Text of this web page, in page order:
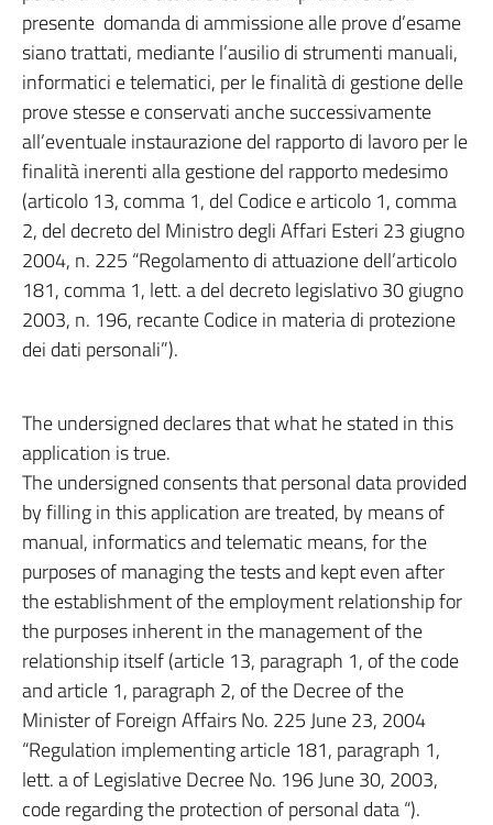
presente domanda di ammissione alle prove d’esame
siano trattati, mediante l’ausilio di strumenti manuali,
informatici e telematici, per le finalità di gestione delle
prove stesse e conservati anche successivamente
all’eventuale instaurazione del rapporto di lavoro per le
finalità inerenti alla gestione del rapporto medesimo
(articolo 13, comma 1, del Codice e articolo 1, comma
2, del decreto del Ministro degli Affari Esteri 23 giugno
2004, n. 225 “Regolamento di attuazione dell’articolo
181, comma 1, lett. a del decreto legislativo 30 giugno
2003, n. 196, recante Codice in materia di protezione
dei dati personali”).
The undersigned declares that what he stated in this
application is true.
The undersigned consents that personal data provided
by filling in this application are treated, by means of
manual, informatics and telematic means, for the
purposes of managing the tests and kept even after
the establishment of the employment relationship for
the purposes inherent in the management of the
relationship itself (article 13, paragraph 1, of the code
and article 1, paragraph 2, of the Decree of the
Minister of Foreign Affairs No. 225 June 23, 2004
“Regulation implementing article 181, paragraph 1,
lett. a of Legislative Decree No. 196 June 30, 2003,
code regarding the protection of personal data “).